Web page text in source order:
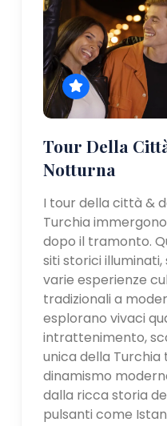
Tour Della
Notturna
I tour della città &
Turchia
dopo il tramonto.
siti storici
varie esperienze
tradizionali a
esplorano vivaci
intrattenimento,
unica della
dinamismo
dalla ricca storia
pulsanti come